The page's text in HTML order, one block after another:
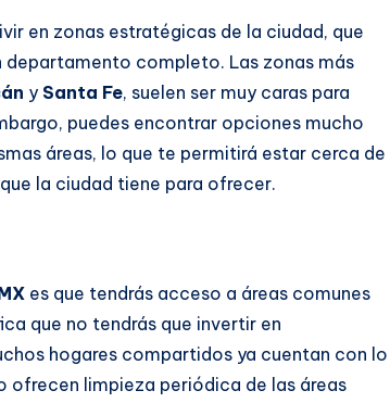
en zonas estratégicas de la ciudad, que
departamento completo. Las zonas más
y Santa Fe, suelen ser muy caras para
puedes encontrar opciones mucho
áreas, lo que te permitirá estar cerca de
la ciudad tiene para ofrecer.
es que tendrás acceso a áreas comunes
que no tendrás que invertir en
hogares compartidos ya cuentan con lo
ofrecen limpieza periódica de las áreas